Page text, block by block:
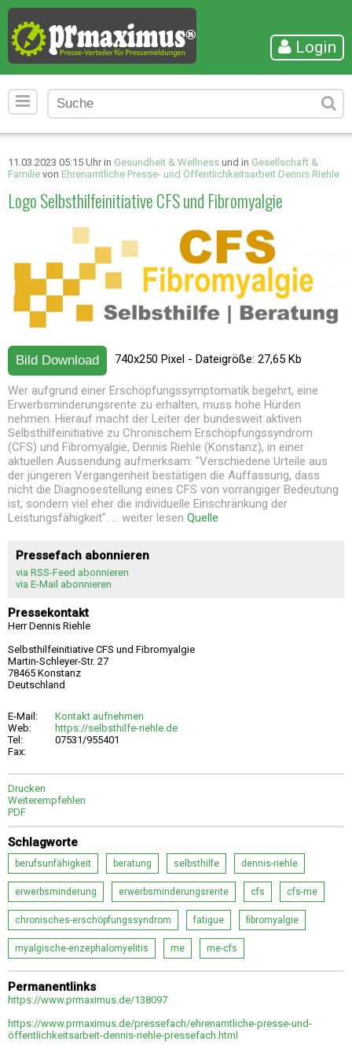
Login
11.03.2023 05:15 Uhr in Gesundheit & Wellness und in Gesellschaft &
Familie von Ehrenamtliche Presse- und Öffentlichkeitsarbeit Dennis Riehle
Logo Selbsthilfeinitiative CFS und Fibromyalgie
Bild Download 740x250 Pixel - Dateigröße: 27,65 Kb
Wer aufgrund einer Erschöpfungssymptomatik begehrt, eine
Erwerbsminderungsrente zu erhalten, muss hohe Hürden
nehmen. Hierauf macht der Leiter der bundesweit aktiven
Selbsthilfeinitiative zu Chronischem Erschöpfungssyndrom
(CFS) und Fibromyalgie, Dennis Riehle (Konstanz), in einer
aktuellen Aussendung aufmerksam: "Verschiedene Urteile aus
der jüngeren Vergangenheit bestätigen die Auffassung, dass
nicht die Diagnosestellung eines CFS von vorrangiger Bedeutung
ist, sondern viel eher die individuelle Einschränkung der
Leistungsfähigkeit". ... weiter lesen Quelle
Pressefach abonnieren
via RSS-Feed abonnieren
via E-Mail abonnieren
Pressekontakt
Herr Dennis Riehle
Selbsthilfeinitiative CFS und Fibromyalgie
Martin-Schleyer-Str. 27
78465 Konstanz
Deutschland
E-Mail:
Kontakt aufnehmen
Web:
https://selbsthilfe-riehle.de
Tel:
07531/955401
Fax:
Drucken
Weiterempfehlen
PDF
Schlagworte
berufsunfähigkeit beratung selbsthilfe dennis-riehle
erwerbsminderung erwerbsminderungsrente cfs cfs-me
chronisches-erschöpfungssyndrom fatigue fibromyalgie
myalgische-enzephalomyelitis me me-cfs
Permanentlinks
https://www.prmaximus.de/138097
https://www.prmaximus.de/pressefach/ehrenamtliche-presse-und-
öffentlichkeitsarbeit-dennis-riehle-pressefach.html